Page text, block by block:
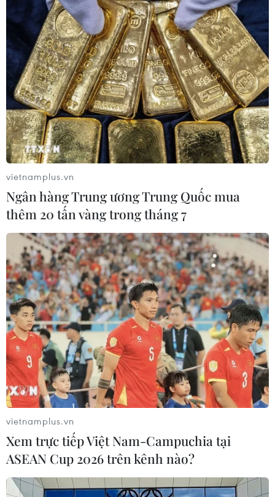
Ít nhất 35 người thiệt mạng trong vụ nổ
mỏ than tại Iran
04/05/2017 04:14
Vụ nổ lớn hôm 3/5 gây sập đường dẫn vào khu hầm
mỏ Zemestanyurt ở tỉnh Golestan, miền Bắc Iran đã
khiến ít nhất 35 người thiệt mạng.
Sập hầm khu vực hóa chất độc hại tại một
cơ sở hạt nhân của Mỹ
10/05/2017 01:22
Ngày 9/5, một vụ tai nạn sập hầm đã xảy ra ở cơ sở
hạt nhân Hanford của Mỹ, cách thành phố Seattle​
khoảng 275km về phía Đông Nam, khiến toàn bộ công
vietnamplus.vn
Ngân hàng Trung ương Trung Quốc mua
thêm 20 tấn vàng trong tháng 7
vietnamplus.vn
Xem trực tiếp Việt Nam-Campuchia tại
ASEAN Cup 2026 trên kênh nào?